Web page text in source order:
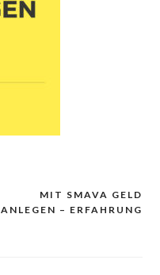
MIT SMAVA GELD
ANLEGEN – ERFAHRUNG